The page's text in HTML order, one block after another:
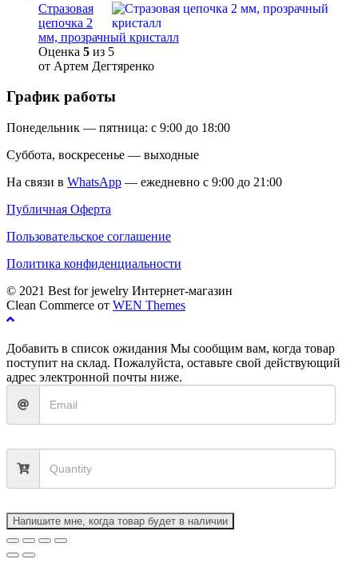
Стразовая
цепочка 2
мм, прозрачный кристалл
Оценка 5 из 5
от Артем Дегтяренко
График работы
Понедельник — пятница: с 9:00 до 18:00
Суббота, воскресенье — выходные
На связи в WhatsApp — ежедневно с 9:00 до 21:00
Публичная Оферта
Пользовательское соглашение
Политика конфиденциальности
© 2021 Best for jewelry Интернет-магазин
Clean Commerce от WEN Themes
Добавить в список ожидания Мы сообщим вам, когда товар
поступит на склад. Пожалуйста, оставьте свой действующий
адрес электронной почты ниже.
Напишите мне, когда товар будет в наличии